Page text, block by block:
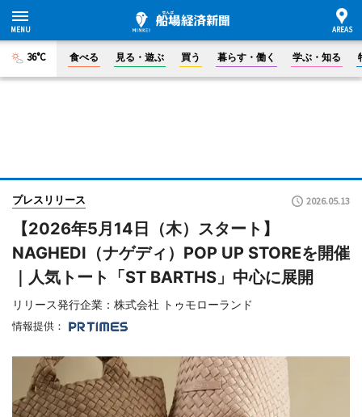
36°C 食べる 見る・遊ぶ 買う 暮らす・働く 学ぶ・知る
プレスリリース 2026.05.13
【2026年5月14日（木）スタート】
NAGHEDI（ナゲディ）POP UP STOREを開催
｜人気トート「ST BARTHS」中心に展開
リリース発行企業：株式会社 トゥモローランド
情報提供：